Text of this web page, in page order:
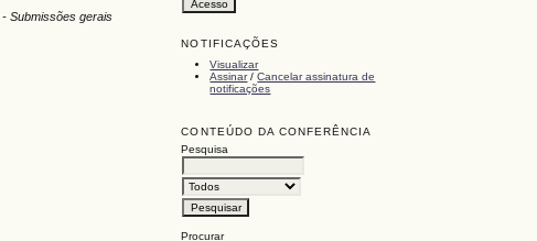
NOTIFICAÇÕES
Visualizar
Assinar/Cancelar assinatura de
notificações
CONTEÚDO DA CONFERÊNCIA
Pesquisa
Procurar
- Submissões gerais